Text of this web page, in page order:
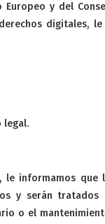
y del
legal.
informamos que
y serán
o el